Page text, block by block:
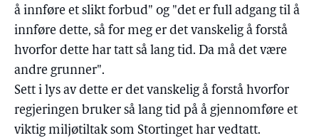
å innføre et slikt forbud" og "det er full adgang til å
innføre dette, så for meg er det vanskelig å forstå
hvorfor dette har tatt så lang tid. Da må det være
andre grunner".
Sett i lys av dette er det vanskelig å forstå hvorfor
regjeringen bruker så lang tid på å gjennomføre et
viktig miljøtiltak som Stortinget har vedtatt.